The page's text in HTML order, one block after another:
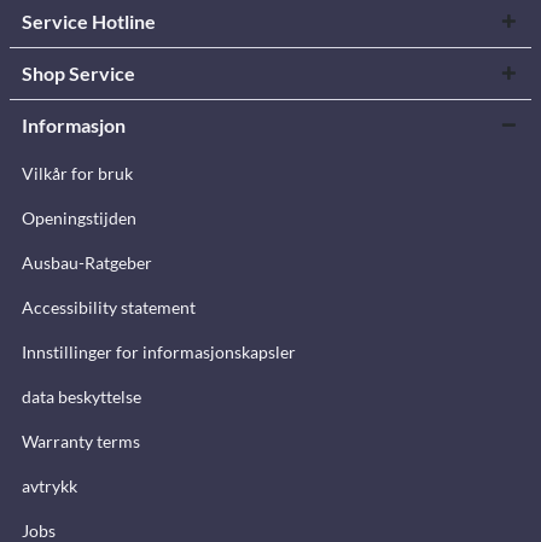
Service Hotline
Shop Service
Informasjon
Vilkår for bruk
Openingstijden
Ausbau-Ratgeber
Accessibility statement
Innstillinger for informasjonskapsler
data beskyttelse
Warranty terms
avtrykk
Jobs